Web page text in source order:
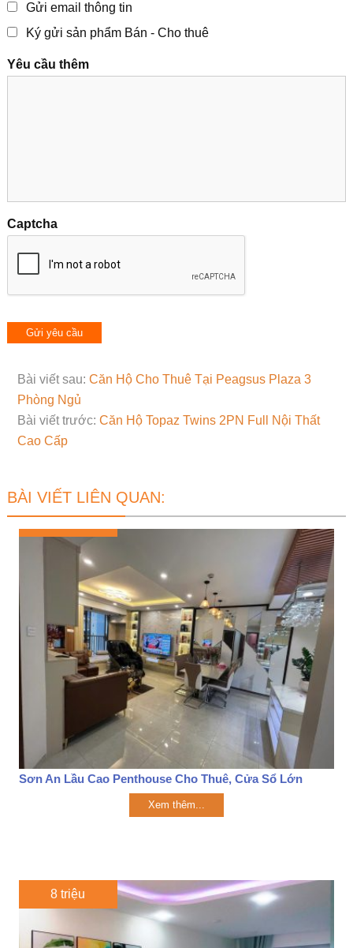
Gửi email thông tin
Ký gửi sản phẩm Bán - Cho thuê
Yêu cầu thêm
Captcha
Bài viết sau: Căn Hộ Cho Thuê Tại Peagsus Plaza 3
Phòng Ngủ
Bài viết trước: Căn Hộ Topaz Twins 2PN Full Nội Thất
Cao Cấp
BÀI VIẾT LIÊN QUAN:
Sơn An Lầu Cao Penthouse Cho Thuê, Cửa Sổ Lớn
Xem thêm...
8 triệu